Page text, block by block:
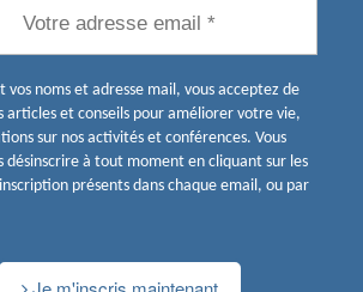
vos noms et adresse mail, vous acceptez de
articles et conseils pour améliorer votre vie,
sur nos activités et conférences. Vous
désinscrire à tout moment en cliquant sur les
présents dans chaque email, ou par